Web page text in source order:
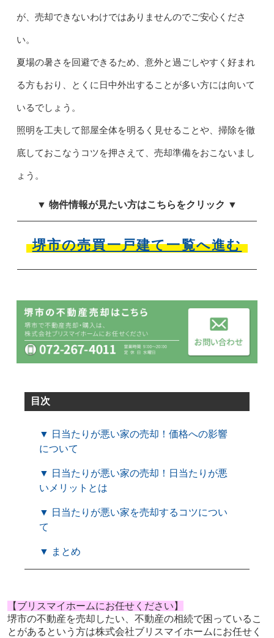
が、売却できないわけではありませんのでご安心くださ
い。
夏場の暑さを回避できるため、意外と過ごしやすく好まれ
る方もおり、とくに日中外出することが多い方には向いて
いるでしょう。
照明を工夫して部屋全体を明るく見せることや、掃除を徹
底しておこなうコツを押さえて、売却準備をおこないまし
ょう。
▼ 物件情報が見たい方はこちらをクリック ▼
堺市の売買一戸建て一覧へ進む
目次
▼ 日当たりが悪い家の売却！価格への影響
について
▼ 日当たりが悪い家の売却！日当たりが悪
いメリットとは
▼ 日当たりが悪い家を売却するコツについ
て
▼ まとめ
【ブリスマイホームにお任せください】
堺市の不動産を売却したい、不動産の相続で困っているこ
とがあるという方は株式会社ブリスマイホームにお任せく